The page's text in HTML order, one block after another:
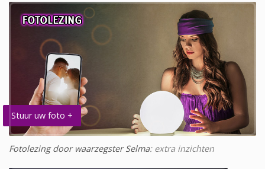
Stuur uw foto +
Fotolezing door waarzegster Selma: extra inzichten